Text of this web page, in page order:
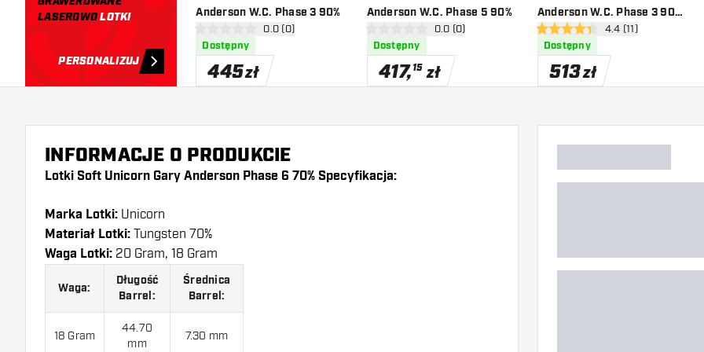
LASEROWOLOTKI
PERSONALIZUJ
Anderson W.C. Phase 3 90%
otwórz panel recenzji
0 gwiazdki oceny0.0 (0)
Dostępny
445zł
Anderson W.C. Phase 5 90%
otwórz panel recenzji
0 gwiazdki oceny0.0 (0)
Dostępny
417,15 zł
Anderson W.C. Phase 3 90%
Deluxe
otwórz panel
4.4 gwiazdki oceny
4.4 (11)
Dostępny
513zł
INFORMACJE O PRODUKCIE
Lotki Soft Unicorn Gary Anderson Phase 6 70% Specyfikacja:
Marka Lotki: Unicorn
Materiał Lotki: Tungsten 70%
Waga Lotki: 20 Gram, 18 Gram
Waga:
Długość
Barrel:
Średnica
Barrel:
18 Gram
44.70
mm
7.30 mm